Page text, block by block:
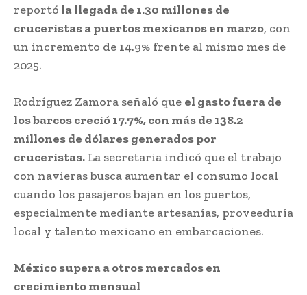
reportó la llegada de 1.30 millones de
cruceristas a puertos mexicanos en marzo, con
un incremento de 14.9% frente al mismo mes de
2025.
Rodríguez Zamora señaló que el gasto fuera de
los barcos creció 17.7%, con más de 138.2
millones de dólares generados por
cruceristas. La secretaria indicó que el trabajo
con navieras busca aumentar el consumo local
cuando los pasajeros bajan en los puertos,
especialmente mediante artesanías, proveeduría
local y talento mexicano en embarcaciones.
México supera a otros mercados en
crecimiento mensual